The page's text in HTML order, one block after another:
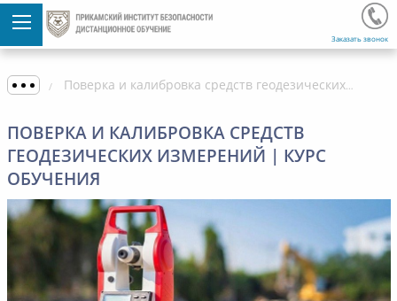
Заказать звонок
Поверка и калибровка средств геодезических измерений | Курс обучения
ПОВЕРКА И КАЛИБРОВКА СРЕДСТВ
ГЕОДЕЗИЧЕСКИХ ИЗМЕРЕНИЙ | КУРС
ОБУЧЕНИЯ